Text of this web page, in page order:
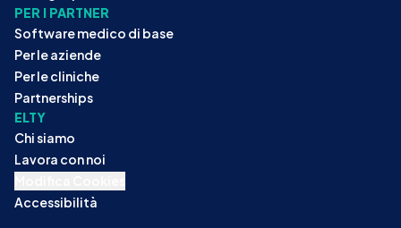
PER I PARTNER
Software medico di base
Per le aziende
Per le cliniche
Partnerships
ELTY
Chi siamo
Lavora con noi
Accessibilità